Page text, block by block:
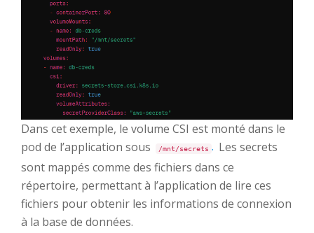
Dans cet exemple, le volume CSI est monté dans le
pod de l’application sous
/mnt/secrets . Les secrets
sont mappés comme des fichiers dans ce
répertoire, permettant à l’application de lire ces
fichiers pour obtenir les informations de connexion
à la base de données.